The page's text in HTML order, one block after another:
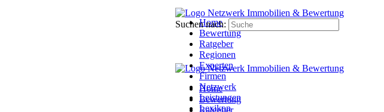
Home
Bewertung
Ratgeber
Regionen
Experten
Firmen
Netzwerk
Leistungen
Lexikon
Suchen nach:
Home
Bewertung
Ratgeber